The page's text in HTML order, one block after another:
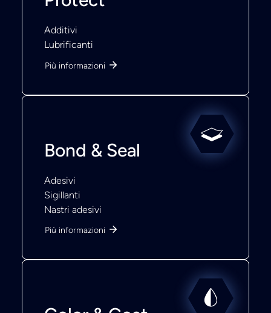
Additivi
Lubrificanti
Più informazioni
Bond & Seal
Adesivi
Sigillanti
Nastri adesivi
Più informazioni